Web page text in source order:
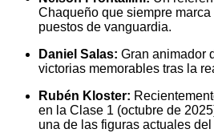
Chaqueño que siempre
puestos de vanguardia.
Daniel Salas: Gran animador
victorias memorables tras la
Rubén Kloster:
en la Clase 1 (octubre de
una de las figuras actuales del